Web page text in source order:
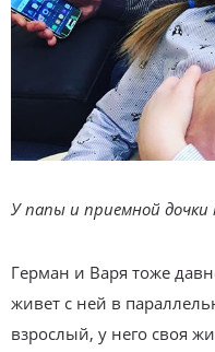
У папы и приемной дочки
Герман и Варя тоже
живет с ней в
взрослый, у него своя